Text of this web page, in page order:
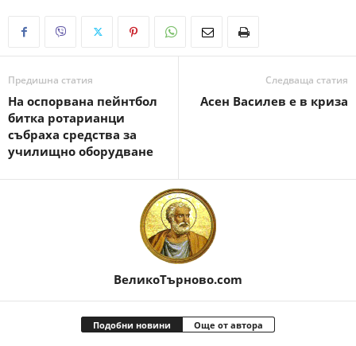
Предишна статия
На оспорвана пейнтбол
битка ротарианци
събраха средства за
училищно оборудване
Следваща статия
Асен Василев е в криза
ВеликоТърново.com
Подобни новини Още от автора